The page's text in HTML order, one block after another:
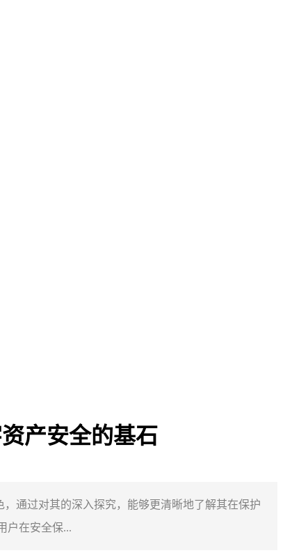
产安全的基石
通过对其的深入探究，能够更清晰地了解其在保护
户在安全保...